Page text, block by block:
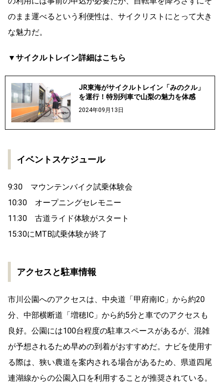
のまま運べるという利便性は、サイクリストにとって大き
な魅力だ。
▼サイクルトレイン詳細はこちら
JR東海がサイクルトレイン「みのクル」
を運行！特別列車で山梨の魅力を体感
2024年09月13日
イベントスケジュール
9:30 マウンテンバイク試乗体験会
10:30 オープニングセレモニー
11:30 古道ライド体験がスタート
15:30にMTB試乗体験が終了
アクセスと駐車情報
市川公園へのアクセスは、中央道「甲府南IC」から約20
分、中部横断道「増穂IC」から約5分と車でのアクセスも
良好。公園には100台程度の駐車スペースがあるが、混雑
が予想されるため早めの到着がおすすめだ。ナビを使用す
る際は、狭い農道を案内される場合があるため、県道四尾
連湖線からの公園入口を利用することが推奨されている。